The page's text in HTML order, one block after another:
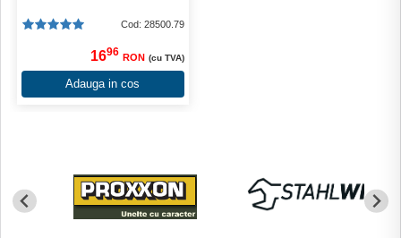
Cod: 28500.79
1696 RON (cu TVA)
Adauga in cos